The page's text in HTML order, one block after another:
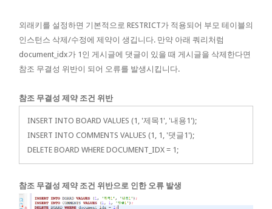
외래키를 설정하면 기본적으로 RESTRICT가 적용되어 부모 테이블의
인스턴스 삭제/수정에 제약이 생깁니다. 만약 아래 쿼리처럼
document_idx가 1인 게시글에 댓글이 있을 때 게시글을 삭제한다면
참조 무결성 위반이 되어 오류를 발생시킵니다.
참조 무결성 제약 조건 위반
INSERT INTO BOARD VALUES (1, '제목1', '내용1');
INSERT INTO COMMENTS VALUES (1, 1, '댓글1');
DELETE BOARD WHERE DOCUMENT_IDX = 1;
참조 무결성 제약 조건 위반으로 인한 오류 발생